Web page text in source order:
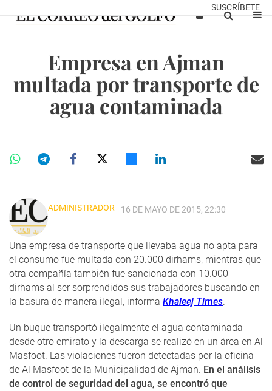
SUSCRÍBETE
Empresa en Ajman
multada por transporte de
agua contaminada
ADMINISTRADOR 16 DE MAYO DE 2015, 22:30
Una empresa de transporte que llevaba agua no apta para
el consumo fue multada con 20.000 dirhams, mientras que
otra compañía también fue sancionada con 10.000
dirhams al ser sorprendidos sus trabajadores buscando en
la basura de manera ilegal, informa Khaleej Times.
Un buque transportó ilegalmente el agua contaminada
desde otro emirato y la descarga se realizó en un área en Al
Masfoot. Las violaciones fueron detectadas por la oficina
de Al Masfoot de la Municipalidad de Ajman. En el análisis
de control de seguridad del agua, se encontró que